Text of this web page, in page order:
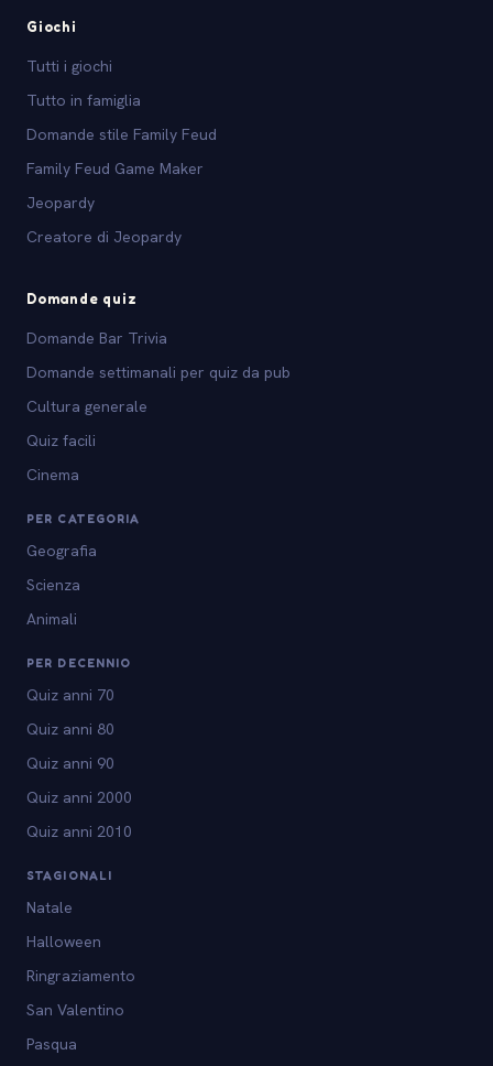
Giochi
Tutti i giochi
Tutto in famiglia
Domande stile Family Feud
Family Feud Game Maker
Jeopardy
Creatore di Jeopardy
Domande quiz
Domande Bar Trivia
Domande settimanali per quiz da pub
Cultura generale
Quiz facili
Cinema
PER CATEGORIA
Geografia
Scienza
Animali
PER DECENNIO
Quiz anni 70
Quiz anni 80
Quiz anni 90
Quiz anni 2000
Quiz anni 2010
STAGIONALI
Natale
Halloween
Ringraziamento
San Valentino
Pasqua